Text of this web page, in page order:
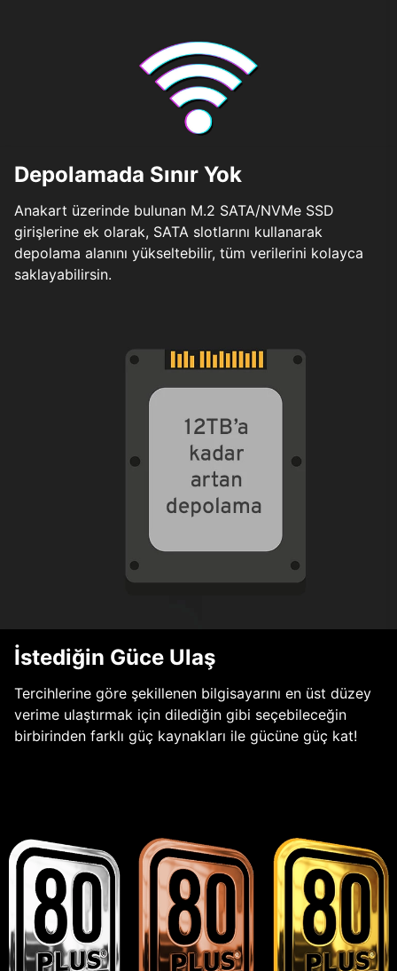
Depolamada Sınır Yok
Anakart üzerinde bulunan M.2 SATA/NVMe SSD
girişlerine ek olarak, SATA slotlarını kullanarak
depolama alanını yükseltebilir, tüm verilerini kolayca
saklayabilirsin.
İstediğin Güce Ulaş
Tercihlerine göre şekillenen bilgisayarını en üst düzey
verime ulaştırmak için dilediğin gibi seçebileceğin
birbirinden farklı güç kaynakları ile gücüne güç kat!